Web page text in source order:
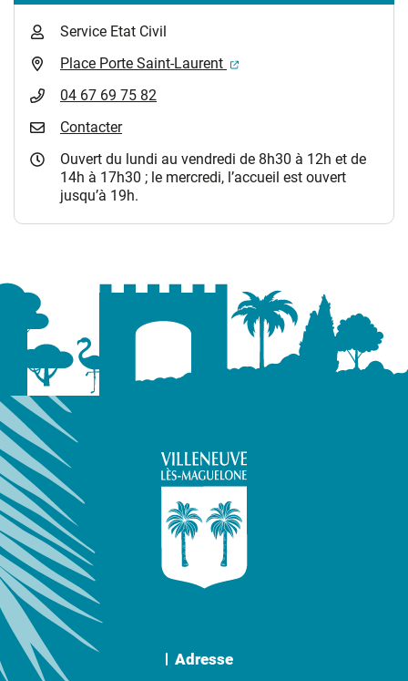
Service Etat Civil
Place Porte Saint-Laurent
(ouverture dans un
04 67 69 75 82
Contacter
Ouvert du lundi au vendredi de 8h30 à 12h et de
14h à 17h30 ; le mercredi, l’accueil est ouvert
jusqu’à 19h.
Adresse